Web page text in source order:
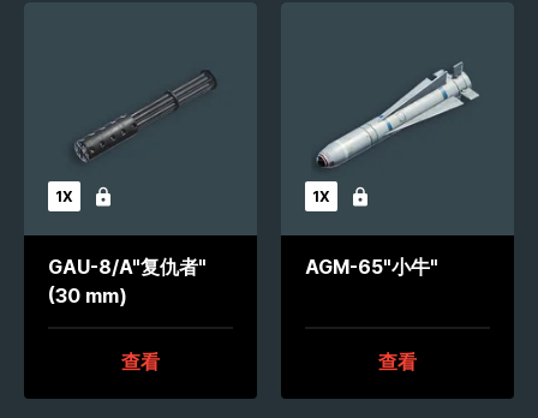
1X 未解锁
GAU-8/A"复仇者"
(30 mm)
查看
1X 未解锁
AGM-65"小牛"
查看